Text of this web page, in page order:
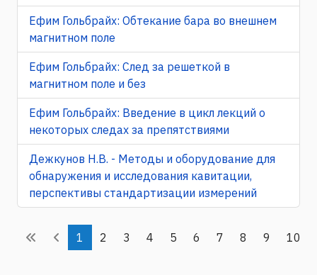
Ефим Гольбрайх: Обтекание бара во внешнем
магнитном поле
Ефим Гольбрайх: След за решеткой в
магнитном поле и без
Ефим Гольбрайх: Введение в цикл лекций о
некоторых следах за препятствиями
Дежкунов Н.В. - Методы и оборудование для
обнаружения и исследования кавитации,
перспективы стандартизации измерений
1 2 3 4 5 6 7 8 9 10